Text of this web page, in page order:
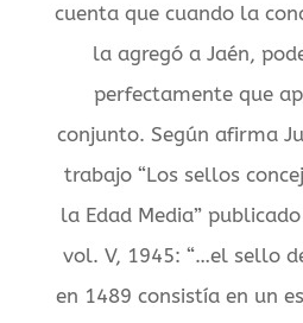
cuenta que cuando la
la agregó a Jaén,
perfectamente que
conjunto. Según afirma
trabajo “Los sellos
la Edad Media”
vol. V, 1945: “…el sello
en 1489 consistía en un